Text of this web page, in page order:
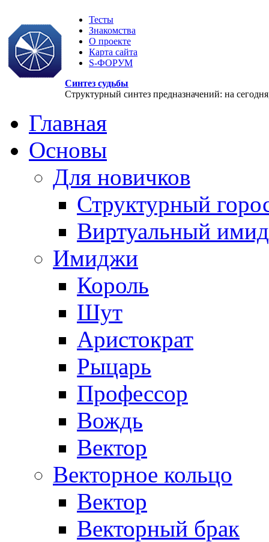
Тесты
Знакомства
О проекте
Карта сайта
S-ФОРУМ
Синтез судьбы
Структурный синтез предназначений: на
Главная
Основы
Для новичков
Структурный
Виртуальный
Имиджи
Король
Шут
Аристократ
Рыцарь
Профессор
Вождь
Вектор
Векторное кольцо
Вектор
Векторный брак